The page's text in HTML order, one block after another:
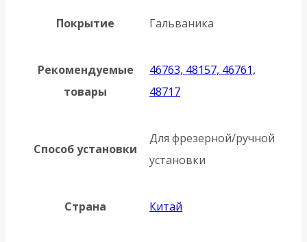
Покрытие Гальваника
Рекомендуемые
товары
46763, 48157, 46761,
48717
Способ установки
Для фрезерной/ручной
установки
Страна Китай